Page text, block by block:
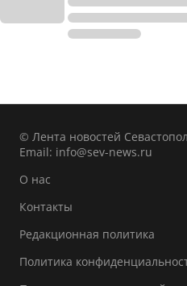
© Лента новостей
Email: info@sev-news.ru
О нас
Контакты
Редакционная политика
Политика